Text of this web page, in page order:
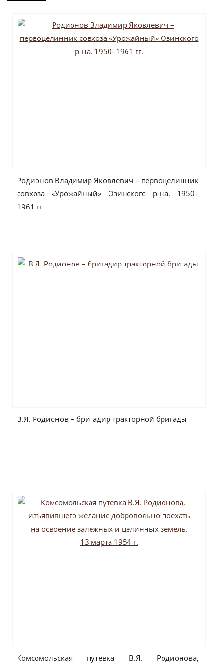
Родионов Владимир Яковлевич – первоцелинник
совхоза «Урожайный» Озинского р-на. 1950–
1961 гг.
В.Я. Родионов – бригадир тракторной бригады
Комсомольская путевка В.Я. Родионова,